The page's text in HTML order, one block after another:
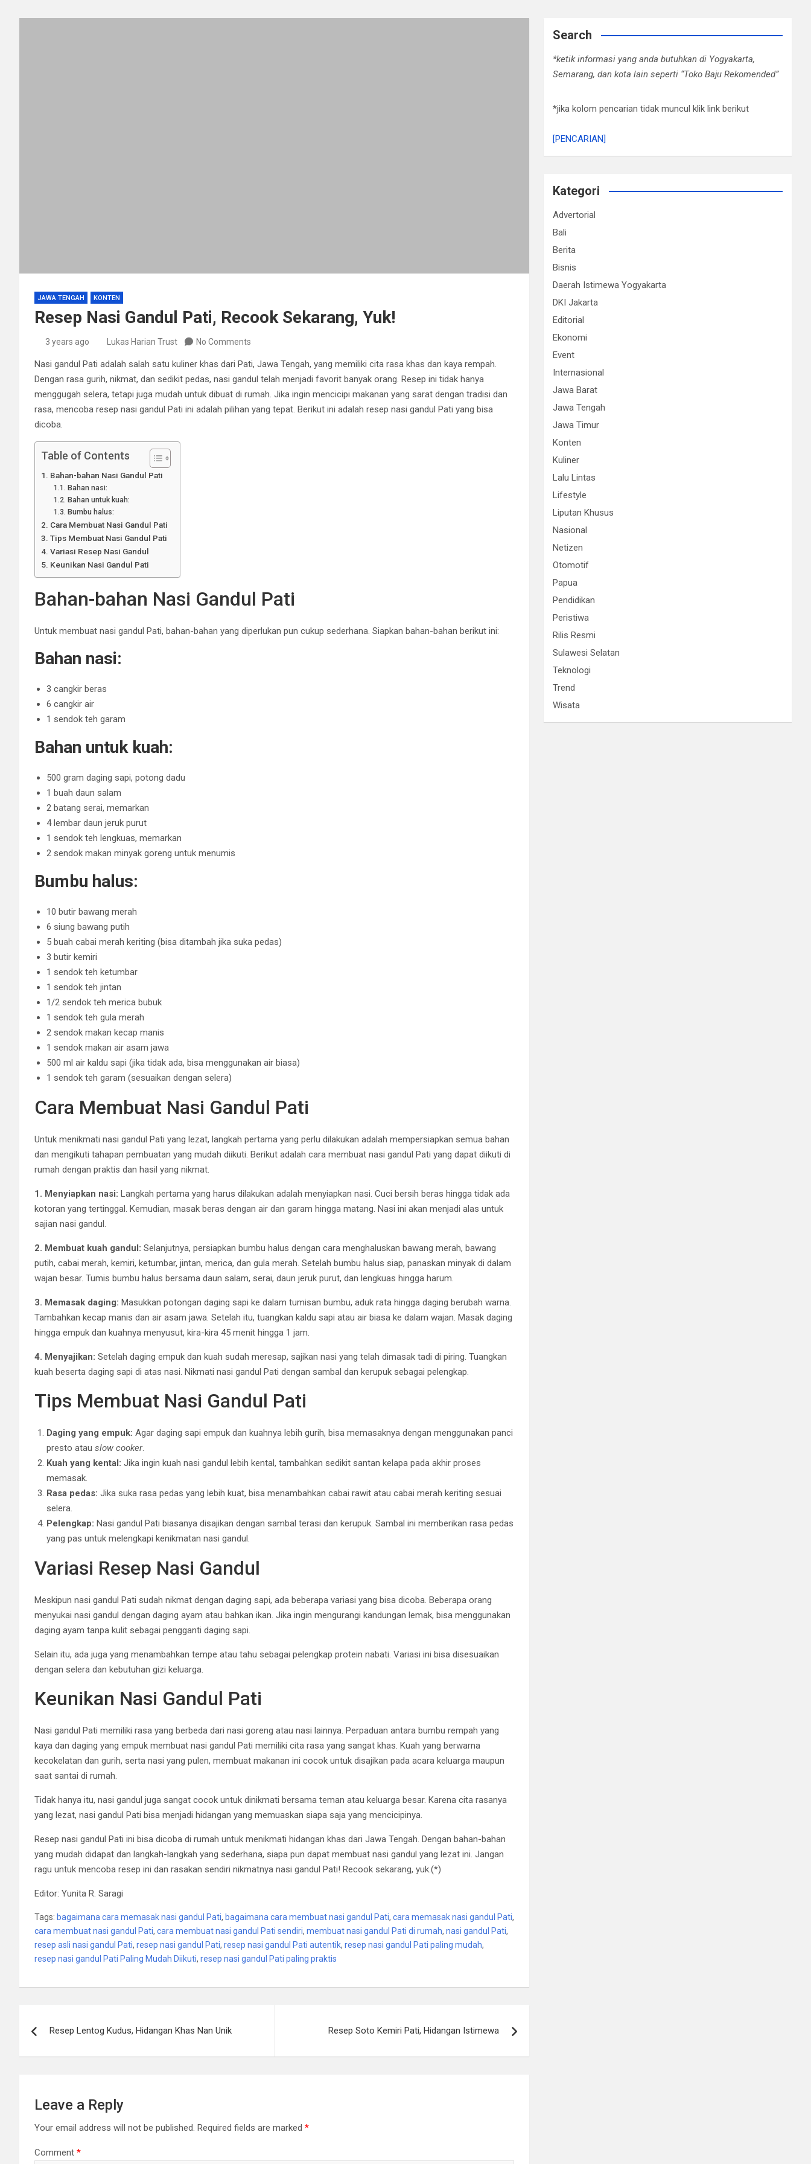
JAWA TENGAH KONTEN
Resep Nasi Gandul Pati, Recook Sekarang, Yuk!
3 years ago Lukas Harian Trust No Comments
Nasi gandul Pati adalah salah satu kuliner khas dari Pati, Jawa Tengah, yang memiliki cita rasa khas dan kaya rempah.
Dengan rasa gurih, nikmat, dan sedikit pedas, nasi gandul telah menjadi favorit banyak orang. Resep ini tidak hanya
menggugah selera, tetapi juga mudah untuk dibuat di rumah. Jika ingin mencicipi makanan yang sarat dengan tradisi dan
rasa, mencoba resep nasi gandul Pati ini adalah pilihan yang tepat. Berikut ini adalah resep nasi gandul Pati yang bisa
dicoba.
Table of Contents
Bahan-bahan Nasi Gandul Pati
Bahan nasi:
Bahan untuk kuah:
Bumbu halus:
Cara Membuat Nasi Gandul Pati
Tips Membuat Nasi Gandul Pati
Variasi Resep Nasi Gandul
Keunikan Nasi Gandul Pati
Bahan-bahan Nasi Gandul Pati
Untuk membuat nasi gandul Pati, bahan-bahan yang diperlukan pun cukup sederhana. Siapkan bahan-bahan berikut ini:
Bahan nasi:
3 cangkir beras
6 cangkir air
1 sendok teh garam
Bahan untuk kuah:
500 gram daging sapi, potong dadu
1 buah daun salam
2 batang serai, memarkan
4 lembar daun jeruk purut
1 sendok teh lengkuas, memarkan
2 sendok makan minyak goreng untuk menumis
Bumbu halus:
10 butir bawang merah
6 siung bawang putih
5 buah cabai merah keriting (bisa ditambah jika suka pedas)
3 butir kemiri
1 sendok teh ketumbar
1 sendok teh jintan
1/2 sendok teh merica bubuk
1 sendok teh gula merah
2 sendok makan kecap manis
1 sendok makan air asam jawa
500 ml air kaldu sapi (jika tidak ada, bisa menggunakan air biasa)
1 sendok teh garam (sesuaikan dengan selera)
Cara Membuat Nasi Gandul Pati
Untuk menikmati nasi gandul Pati yang lezat, langkah pertama yang perlu dilakukan adalah mempersiapkan semua bahan
dan mengikuti tahapan pembuatan yang mudah diikuti. Berikut adalah cara membuat nasi gandul Pati yang dapat diikuti di
rumah dengan praktis dan hasil yang nikmat.
1. Menyiapkan nasi: Langkah pertama yang harus dilakukan adalah menyiapkan nasi. Cuci bersih beras hingga tidak ada
kotoran yang tertinggal. Kemudian, masak beras dengan air dan garam hingga matang. Nasi ini akan menjadi alas untuk
sajian nasi gandul.
2. Membuat kuah gandul: Selanjutnya, persiapkan bumbu halus dengan cara menghaluskan bawang merah, bawang
putih, cabai merah, kemiri, ketumbar, jintan, merica, dan gula merah. Setelah bumbu halus siap, panaskan minyak di dalam
wajan besar. Tumis bumbu halus bersama daun salam, serai, daun jeruk purut, dan lengkuas hingga harum.
3. Memasak daging: Masukkan potongan daging sapi ke dalam tumisan bumbu, aduk rata hingga daging berubah warna.
Tambahkan kecap manis dan air asam jawa. Setelah itu, tuangkan kaldu sapi atau air biasa ke dalam wajan. Masak daging
hingga empuk dan kuahnya menyusut, kira-kira 45 menit hingga 1 jam.
4. Menyajikan: Setelah daging empuk dan kuah sudah meresap, sajikan nasi yang telah dimasak tadi di piring. Tuangkan
kuah beserta daging sapi di atas nasi. Nikmati nasi gandul Pati dengan sambal dan kerupuk sebagai pelengkap.
Tips Membuat Nasi Gandul Pati
Daging yang empuk: Agar daging sapi empuk dan kuahnya lebih gurih, bisa memasaknya dengan menggunakan panci
presto atau slow cooker.
Kuah yang kental: Jika ingin kuah nasi gandul lebih kental, tambahkan sedikit santan kelapa pada akhir proses
memasak.
Rasa pedas: Jika suka rasa pedas yang lebih kuat, bisa menambahkan cabai rawit atau cabai merah keriting sesuai
selera.
Pelengkap: Nasi gandul Pati biasanya disajikan dengan sambal terasi dan kerupuk. Sambal ini memberikan rasa pedas
yang pas untuk melengkapi kenikmatan nasi gandul.
Variasi Resep Nasi Gandul
Meskipun nasi gandul Pati sudah nikmat dengan daging sapi, ada beberapa variasi yang bisa dicoba. Beberapa orang
menyukai nasi gandul dengan daging ayam atau bahkan ikan. Jika ingin mengurangi kandungan lemak, bisa menggunakan
daging ayam tanpa kulit sebagai pengganti daging sapi.
Selain itu, ada juga yang menambahkan tempe atau tahu sebagai pelengkap protein nabati. Variasi ini bisa disesuaikan
dengan selera dan kebutuhan gizi keluarga.
Keunikan Nasi Gandul Pati
Nasi gandul Pati memiliki rasa yang berbeda dari nasi goreng atau nasi lainnya. Perpaduan antara bumbu rempah yang
kaya dan daging yang empuk membuat nasi gandul Pati memiliki cita rasa yang sangat khas. Kuah yang berwarna
kecokelatan dan gurih, serta nasi yang pulen, membuat makanan ini cocok untuk disajikan pada acara keluarga maupun
saat santai di rumah.
Tidak hanya itu, nasi gandul juga sangat cocok untuk dinikmati bersama teman atau keluarga besar. Karena cita rasanya
yang lezat, nasi gandul Pati bisa menjadi hidangan yang memuaskan siapa saja yang mencicipinya.
Resep nasi gandul Pati ini bisa dicoba di rumah untuk menikmati hidangan khas dari Jawa Tengah. Dengan bahan-bahan
yang mudah didapat dan langkah-langkah yang sederhana, siapa pun dapat membuat nasi gandul yang lezat ini. Jangan
ragu untuk mencoba resep ini dan rasakan sendiri nikmatnya nasi gandul Pati! Recook sekarang, yuk.(*)
Editor: Yunita R. Saragi
Tags: bagaimana cara memasak nasi gandul Pati, bagaimana cara membuat nasi gandul Pati, cara memasak nasi gandul Pati,
cara membuat nasi gandul Pati, cara membuat nasi gandul Pati sendiri, membuat nasi gandul Pati di rumah, nasi gandul Pati,
resep asli nasi gandul Pati, resep nasi gandul Pati, resep nasi gandul Pati autentik, resep nasi gandul Pati paling mudah,
resep nasi gandul Pati Paling Mudah Diikuti, resep nasi gandul Pati paling praktis
navigation
Resep Lentog Kudus, Hidangan Khas Nan Unik Resep Soto Kemiri Pati, Hidangan Istimewa
Leave a Reply
Your email address will not be published. Required fields are marked *
Comment *
Search
*ketik informasi yang anda butuhkan di Yogyakarta,
Semarang, dan kota lain seperti “Toko Baju Rekomended”
*jika kolom pencarian tidak muncul klik link berikut
[PENCARIAN]
Kategori
Advertorial
Bali
Berita
Bisnis
Daerah Istimewa Yogyakarta
DKI Jakarta
Editorial
Ekonomi
Event
Internasional
Jawa Barat
Jawa Tengah
Jawa Timur
Konten
Kuliner
Lalu Lintas
Lifestyle
Liputan Khusus
Nasional
Netizen
Otomotif
Papua
Pendidikan
Peristiwa
Rilis Resmi
Sulawesi Selatan
Teknologi
Trend
Wisata